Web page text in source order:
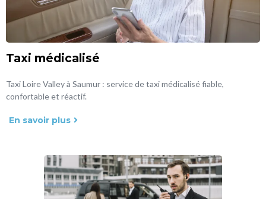
Taxi médicalisé
Taxi Loire Valley à Saumur : service de taxi médicalisé fiable,
confortable et réactif.
En savoir plus